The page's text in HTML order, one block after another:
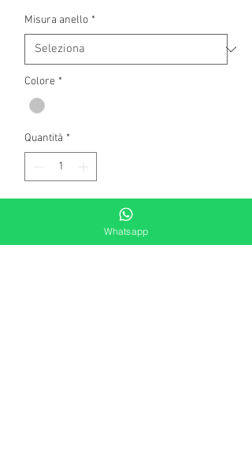
Misura anello *
Colore *
Quantità *
Aggiungi al carrello
Whatsapp